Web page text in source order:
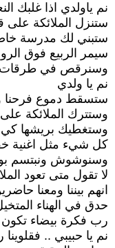
نم ياولدي اذا غلبك
ستنزل الملائكة على
ستبني لك مدرسة
سيمر الربيع فوق
وسنرقص في طرقات
نم يا ولدي
ستسقط دموع فرحنا
وستترك الملائكة
وستغطيك بريشها كي
كل شيء مثل اغنية
وسنوشوش ونبتسم
لا تقول متى تعود
انهم بيننا ومعنا
حدق في الهناء
رب فكرة بيضاء تكون
نم يا حبيبي ..